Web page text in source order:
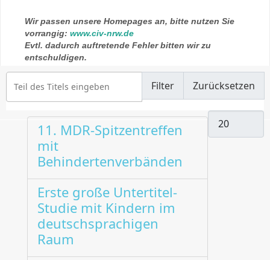
Wir passen unsere Homepages an, bitte nutzen Sie
vorrangig: www.civ-nrw.de
Evtl. dadurch auftretende Fehler bitten wir zu
entschuldigen.
Teil des Titels eingeben
Filter Zurücksetzen
Anzeige #
11. MDR-Spitzentreffen
mit
Behindertenverbänden
Erste große Untertitel-
Studie mit Kindern im
deutschsprachigen
Raum